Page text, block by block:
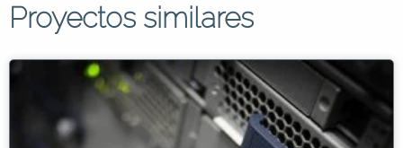
Proyectos similares